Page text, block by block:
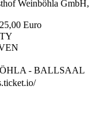
Weinböhla GmbH,
Euro
- BALLSAAL